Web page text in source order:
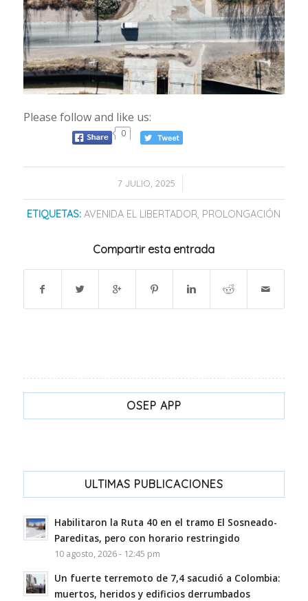
Please follow and like us:
0
7 JULIO, 2025
/
ETIQUETAS: AVENIDA EL LIBERTADOR, PROLONGACIÓN
Compartir esta entrada
OSEP APP
ULTIMAS PUBLICACIONES
Habilitaron la Ruta 40 en el tramo El Sosneado-
Pareditas, pero con horario restringido
10 agosto, 2026 - 12:45 pm
Un fuerte terremoto de 7,4 sacudió a Colombia:
muertos, heridos y edificios derrumbados